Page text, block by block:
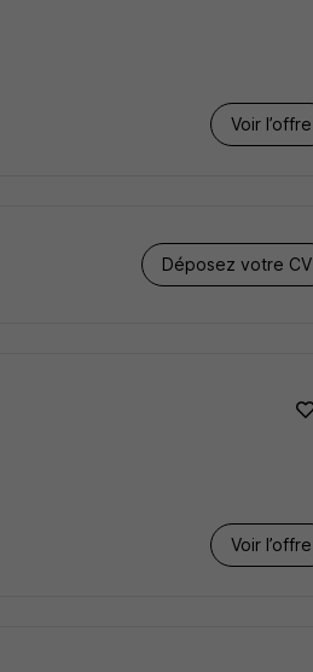
Voir l’offre
Déposez votre CV
Voir l’offre